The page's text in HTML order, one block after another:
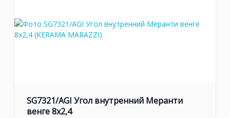
SG7321/AGI Угол внутренний Меранти
венге 8x2,4